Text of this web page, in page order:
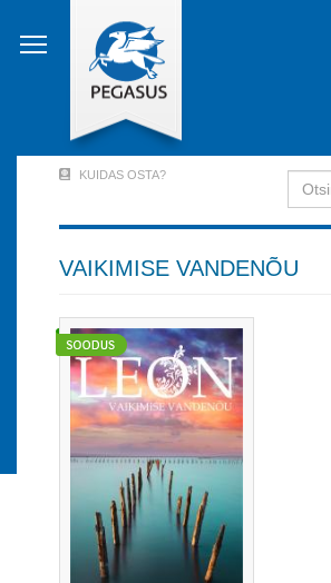
edasi
põhisisu
Account
Menu
out)
KUIDAS OSTA? Otsing
VAIKIMISE VANDENÕU